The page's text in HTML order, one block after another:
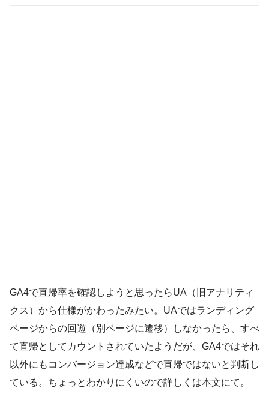
GA4で直帰率を確認しようと思ったらUA（旧アナリティ
クス）から仕様がかわったみたい。UAではランディング
ページからの回遊（別ページに遷移）しなかったら、すべ
て直帰としてカウントされていたようだが、GA4ではそれ
以外にもコンバージョン達成などで直帰ではないと判断し
ている。ちょっとわかりにくいので詳しくは本文にて。